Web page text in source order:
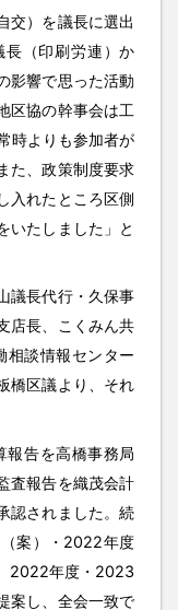
交）を議長に選出
長（印刷労連）か
影響で思った活動
区協の幹事会は工
時よりも参加者が
た、政策制度要求
入れたところ区側
いたしました」と
議長代行・久保事
店長、こくみん共
相談情報センター
橋区議より、それ
告を高橋事務局
査報告を織茂会計
認されました。続
案）・2022年度
2022年度・2023
案し、全会一致で